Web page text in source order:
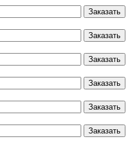
Заказать
Заказать
Заказать
Заказать
Заказать
Заказать